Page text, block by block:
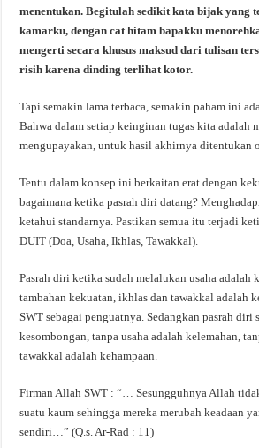
menentukan. Begitulah sedikit kata bijak yang
kamarku, dengan cat hitam bapakku
mengerti secara khusus maksud dari tulisan
risih karena dinding terlihat kotor.
Tapi semakin lama terbaca, semakin paham ini
Bahwa dalam setiap keinginan tugas kita adalah
mengupayakan, untuk hasil akhirnya ditentukan
Tentu dalam konsep ini berkaitan erat dengan
bagaimana ketika pasrah diri datang?
ketahui standarnya. Pastikan semua itu terjadi
DUIT (Doa, Usaha, Ikhlas, Tawakkal).
Pasrah diri ketika sudah melalukan usaha adalah
tambahan kekuatan, ikhlas dan tawakkal adalah
SWT sebagai penguatnya. Sedangkan pasrah diri
kesombongan, tanpa usaha adalah kelemahan,
tawakkal adalah kehampaan.
Firman Allah SWT : “… Sesungguhnya Allah
suatu kaum sehingga mereka merubah keadaan
sendiri…” (Q.s. Ar-Rad : 11)